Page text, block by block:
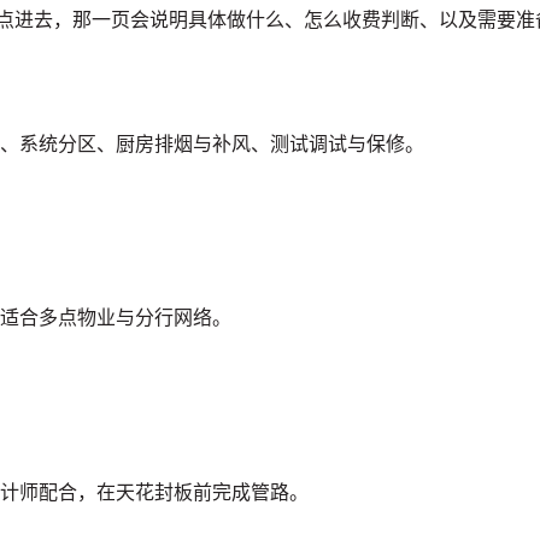
去，那一页会说明具体做什么、怎么收费判断、以及需要准
统分区、厨房排烟与补风、测试调试与保修。
合多点物业与分行网络。
师配合，在天花封板前完成管路。